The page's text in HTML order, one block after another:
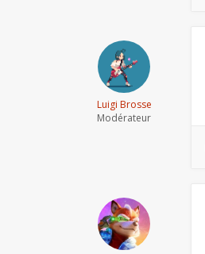
Luigi Brosse
Modérateur